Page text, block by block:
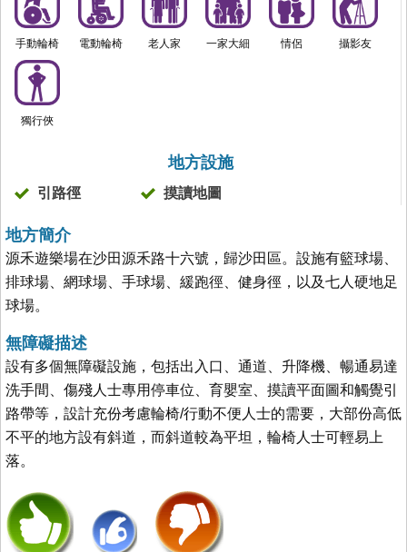
手動輪椅 電動輪椅 老人家 一家大細 情侶 攝影友
獨行俠
地方設施
引路徑 摸讀地圖
地方簡介
源禾遊樂場在沙田源禾路十六號，歸沙田區。設施有籃球場、
排球場、網球場、手球場、緩跑徑、健身徑，以及七人硬地足
球場。
無障礙描述
設有多個無障礙設施，包括出入口、通道、升降機、暢通易達
洗手間、傷殘人士專用停車位、育嬰室、摸讀平面圖和觸覺引
路帶等，設計充份考慮輪椅/行動不便人士的需要，大部份高低
不平的地方設有斜道，而斜道較為平坦，輪椅人士可輕易上
落。